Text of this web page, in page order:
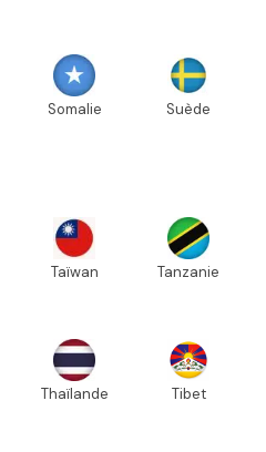
Somalie Suède
Taïwan Tanzanie
Thaïlande Tibet